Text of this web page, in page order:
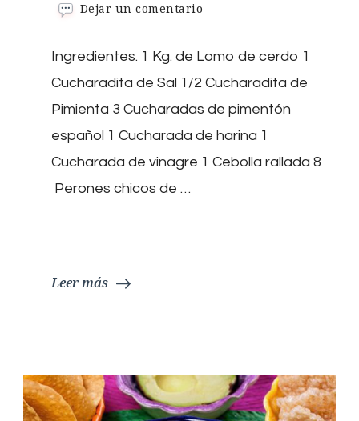
Dejar un comentario
Cerdo
con
pimentón
Ingredientes. 1 Kg. de Lomo de cerdo 1
Cucharadita de Sal 1/2 Cucharadita de
Pimienta 3 Cucharadas de pimentón
español 1 Cucharada de harina 1
Cucharada de vinagre 1 Cebolla rallada 8
Perones chicos de …
Leer más